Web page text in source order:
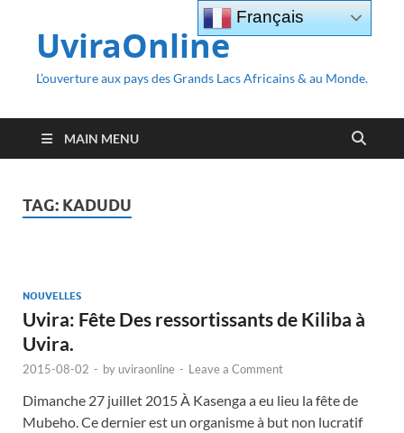
UviraOnline
L’ouverture aux pays des Grands Lacs Africains & au Monde.
MAIN MENU
TAG: KADUDU
NOUVELLES
Uvira: Fête Des ressortissants de Kiliba à
Uvira.
2015-08-02 - byuviraonline - Leave a Comment
Dimanche 27 juillet 2015 À Kasenga a eu lieu la fête de
Mubeho. Ce dernier est un organisme à but non lucratif
Français